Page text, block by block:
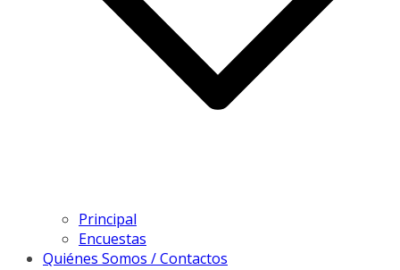
Principal
Encuestas
Quiénes Somos / Contactos